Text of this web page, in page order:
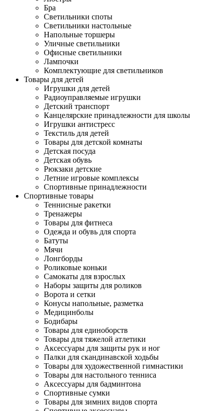
Бра
Светильники споты
Светильники настольные
Напольные торшеры
Уличные светильники
Офисные светильники
Лампочки
Комплектующие для светильников
Товары для детей
Игрушки для детей
Радиоуправляемые игрушки
Детский транспорт
Канцелярские принадлежности для школы
Игрушки антистресс
Текстиль для детей
Товары для детской комнаты
Детская посуда
Детская обувь
Рюкзаки детские
Летние игровые комплексы
Спортивные принадлежности
Спортивные товары
Теннисные ракетки
Тренажеры
Товары для фитнеса
Одежда и обувь для спорта
Батуты
Мячи
Лонгборды
Роликовые коньки
Самокаты для взрослых
Наборы защиты для роликов
Ворота и сетки
Конусы напольные, разметка
Медицинболы
Бодибары
Товары для единоборств
Товары для тяжелой атлетики
Аксессуары для защиты рук и ног
Палки для скандинавской ходьбы
Товары для художественной гимнастики
Товары для настольного тенниса
Аксессуары для бадминтона
Спортивные сумки
Товары для зимних видов спорта